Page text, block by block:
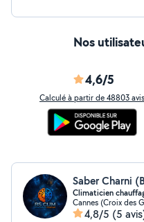
Nos
4,6/5
Calculé à partir de 48803 avis
Saber Charni
Climaticien
Cannes (Croix des
4,8/5 (5